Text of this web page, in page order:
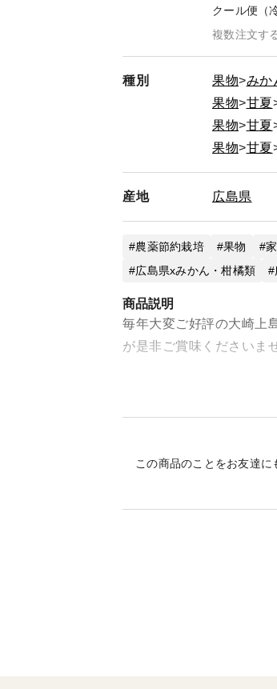
クール便（
複数注文す
種別 果物
みか
果物
甘夏
果物
甘夏
果物
甘夏
産地 広島県
農薬節約栽培 果物
広島県xみかん・柑橘類
商品説明
毎年大変ご好評の大崎上
が是非ご賞味くださいま
この商品のことをお友達